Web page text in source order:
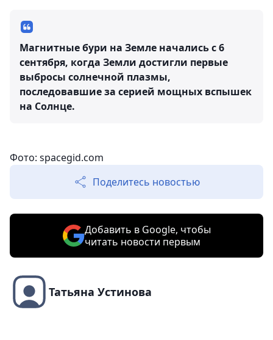
Магнитные бури на Земле начались с 6
сентября, когда Земли достигли первые
выбросы солнечной плазмы,
последовавшие за серией мощных вспышек
на Солнце.
Фото: spacegid.com
Поделитесь новостью
Добавить в Google, чтобы
читать новости первым
Татьяна Устинова